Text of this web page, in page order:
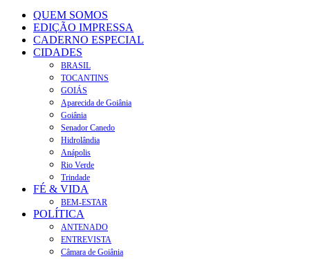
QUEM SOMOS
EDIÇÃO IMPRESSA
CADERNO ESPECIAL
CIDADES
BRASIL
TOCANTINS
GOIÁS
Aparecida de Goiânia
Goiânia
Senador Canedo
Hidrolândia
Anápolis
Rio Verde
Trindade
FÉ & VIDA
BEM-ESTAR
POLÍTICA
ANTENADO
ENTREVISTA
Câmara de Goiânia